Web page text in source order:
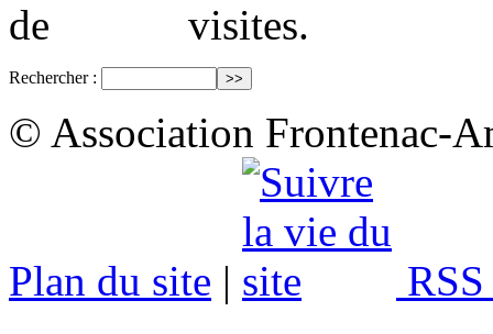
visites.
Rechercher :
© Association Frontenac-
Plan du site |